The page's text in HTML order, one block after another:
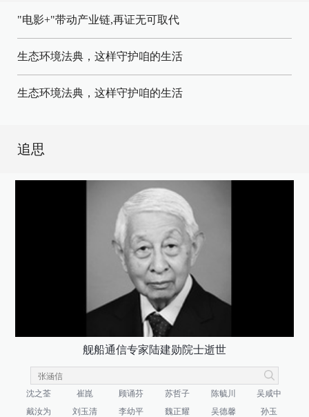
"电影+"带动产业链,再证无可取代
生态环境法典，这样守护咱的生活
生态环境法典，这样守护咱的生活
追思
舰船通信专家陆建勋院士逝世
沈之荃 崔崑 顾诵芬 苏哲子 陈毓川
吴咸中
戴汝为
刘玉清 李幼平 魏正耀 吴德馨 孙玉